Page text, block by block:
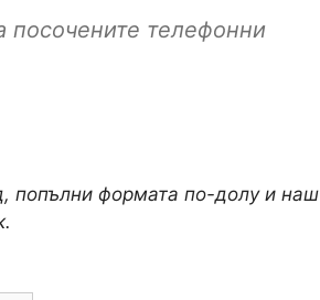
телефонни
попълни формата по-долу и наш